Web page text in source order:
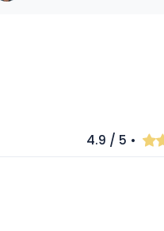
4.9 / 5 •